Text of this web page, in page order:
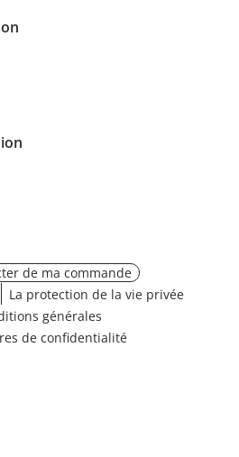
de ma commande
La protection de la vie privée
générales
de confidentialité